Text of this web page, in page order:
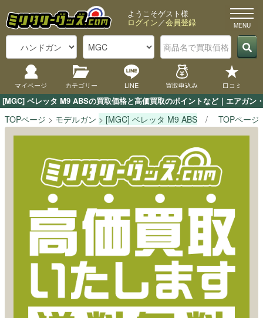
[MGC] ベレッタ M9 ABSの買取価格と高価買取のポイントなど｜エアガン
ようこそゲスト様
ログイン／会員登録
マイページ カテゴリー LINE 買取申込み 口コミ
TOPページ モデルガン [MGC] ベレッタ M9 ABS TOPページ